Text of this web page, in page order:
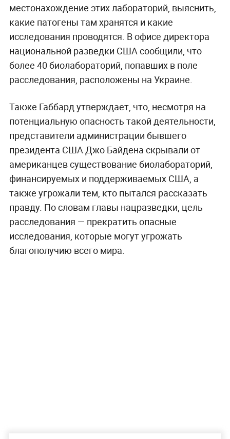
местонахождение этих лабораторий, выяснить,
какие патогены там хранятся и какие
исследования проводятся. В офисе директора
национальной разведки США сообщили, что
более 40 биолабораторий, попавших в поле
расследования, расположены на Украине.
Также Габбард утверждает, что, несмотря на
потенциальную опасность такой деятельности,
представители администрации бывшего
президента США Джо Байдена скрывали от
американцев существование биолабораторий,
финансируемых и поддерживаемых США, а
также угрожали тем, кто пытался рассказать
правду. По словам главы нацразведки, цель
расследования — прекратить опасные
исследования, которые могут угрожать
благополучию всего мира.